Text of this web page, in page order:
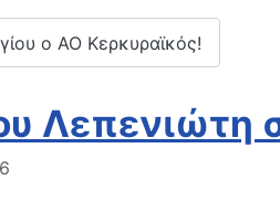
ο ΑΟ Κερκυραϊκός!
Λεπενιώτη